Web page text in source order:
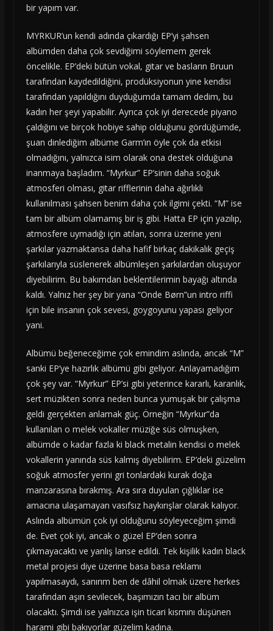
bir yapım var.
MYRKUR’un kendi adında çıkardığı EP’yi şahsen
albümden daha çok sevdiğimi söylemem gerek
öncelikle. EP’deki bütün vokal, gitar ve basların Bruun
tarafından kaydedildiğini, prodüksiyonun yine kendisi
tarafından yapıldığını duyduğumda tamam dedim, bu
kadın her şeyi yapabilir. Ayrıca çok iyi derecede piyano
çaldığını ve birçok hobiye sahip olduğunu gördüğümde,
şuan dinlediğim albüme Garm’ın öyle çok da etkisi
olmadığını, yalnızca isim olarak ona destek olduğuna
inanmaya başladım. “Myrkur” EP’sinin daha soğuk
atmosferi olması, gitar rifflerinin daha ağırlıklı
kullanılması şahsen benim daha çok ilgimi çekti. “M” ise
tam bir albüm olamamış bir iş gibi. Hatta EP için yazılıp,
atmosfere uymadığı için atılan, sonra üzerine yeni
şarkılar yazmaktansa daha hafif birkaç dakikalık geçiş
şarkılarıyla süslenerek albümleşen şarkılardan oluşuyor
diyebilirim. Bu bakımdan beklentilerimin bayağı altında
kaldı. Yalnız her şey bir yana “Onde Børn”un intro riffi
için bile insanın çok sevesi, goygoyunu yapası geliyor
yani.
Albümü beğeneceğime çok emindim aslında, ancak “M”
sanki EP’ye hazırlık albümü gibi geliyor. Anlayamadığım
çok şey var. “Myrkur” EP’si gibi yeterince kararlı, karanlık,
sert müzikten sonra neden bunca yumuşak bir çalışma
geldi gerçekten anlamak güç. Örneğin “Myrkur”da
kullanılan o melek vokaller müziğe süs olmuşken,
albümde o kadar fazla ki black metalin kendisi o melek
vokallerin yanında süs kalmış diyebilirim. EP’deki güzelim
soğuk atmosfer yerini gri tonlardaki kurak doğa
manzarasına bırakmış. Ara sıra duyulan çığlıklar ise
amacına ulaşamayan vasıfsız haykırışlar olarak kalıyor.
Aslında albümün çok iyi olduğunu söyleyeceğim şimdi
de. Evet çok iyi, ancak o güzel EP’den sonra
çıkmayacaktı ve yanlış lanse edildi. Tek kişilik kadın black
metal projesi diye üzerine basa basa reklamı
yapılmasaydı, sanırım ben de dâhil olmak üzere herkes
tarafından aşırı sevilecek, başımızın tacı bir albüm
olacaktı. Şimdi ise yalnızca işin ticari kısmını düşünen
harami gibi bakıyorlar güzelim kadına.